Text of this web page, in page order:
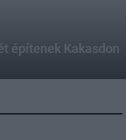
építenek Kakasdon